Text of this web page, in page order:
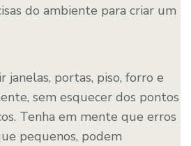
do ambiente para criar um
janelas, portas, piso, forro e
sem esquecer dos pontos
Tenha em mente que erros
pequenos, podem